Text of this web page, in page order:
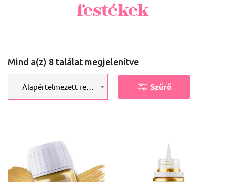
festékek
Mind a(z) 8 találat megjelenítve
Alapértelmezett rendezés Szűrő